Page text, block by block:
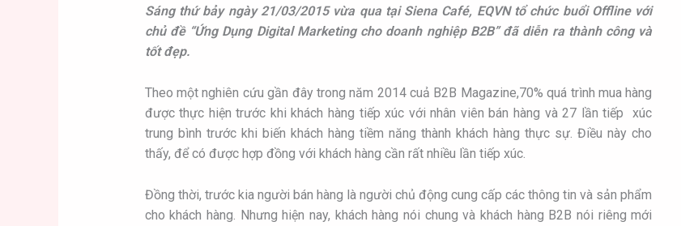
Sáng thứ bảy ngày 21/03/2015 vừa qua tại Siena Café, EQVN tổ chức buổi Offline với
chủ đề “Ứng Dụng Digital Marketing cho doanh nghiệp B2B” đã diễn ra thành công và
tốt đẹp.
Theo một nghiên cứu gần đây trong năm 2014 cuả B2B Magazine,70% quá trình mua hàng
được thực hiện trước khi khách hàng tiếp xúc với nhân viên bán hàng và 27 lần tiếp xúc
trung bình trước khi biến khách hàng tiềm năng thành khách hàng thực sự. Điều này cho
thấy, để có được hợp đồng với khách hàng cần rất nhiều lần tiếp xúc.
Đồng thời, trước kia người bán hàng là người chủ động cung cấp các thông tin và sản phẩm
cho khách hàng. Nhưng hiện nay, khách hàng nói chung và khách hàng B2B nói riêng mới